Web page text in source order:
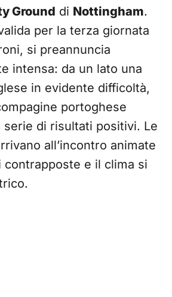
Ground di Nottingham.
per la terza giornata
si preannuncia
intensa: da un lato una
in evidente difficoltà,
portoghese
serie di risultati positivi. Le
all’incontro animate
contrapposte e il clima si